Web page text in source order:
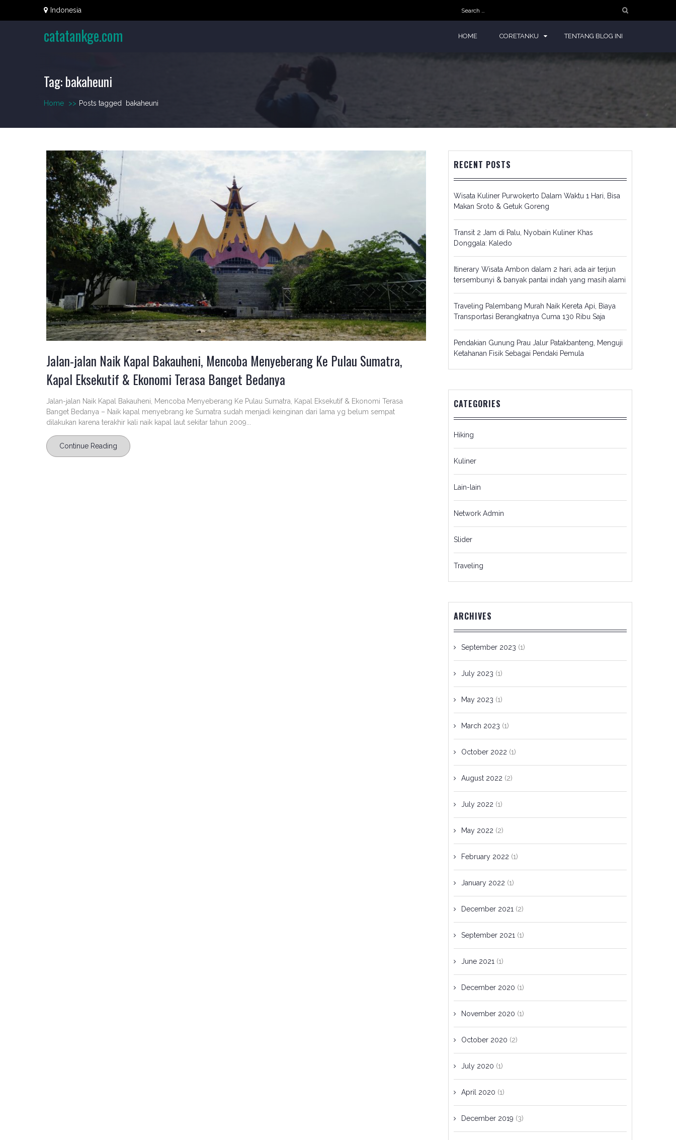
Indonesia
Search
for:
catatankge.com HOME CORETANKU TENTANG BLOG INI
Tag:bakaheuni
Home >> Posts tagged bakaheuni
Jalan-jalan Naik Kapal Bakauheni, Mencoba Menyeberang Ke Pulau Sumatra,
Kapal Eksekutif & Ekonomi Terasa Banget Bedanya
Jalan-jalan Naik Kapal Bakauheni, Mencoba Menyeberang Ke Pulau Sumatra, Kapal Eksekutif & Ekonomi Terasa
Banget Bedanya – Naik kapal menyebrang ke Sumatra sudah menjadi keinginan dari lama yg belum sempat
dilakukan karena terakhir kali naik kapal laut sekitar tahun 2009...
Continue Reading
RECENT POSTS
Wisata Kuliner Purwokerto Dalam Waktu 1 Hari, Bisa
Makan Sroto & Getuk Goreng
Transit 2 Jam di Palu, Nyobain Kuliner Khas
Donggala: Kaledo
Itinerary Wisata Ambon dalam 2 hari, ada air terjun
tersembunyi & banyak pantai indah yang masih alami
Traveling Palembang Murah Naik Kereta Api, Biaya
Transportasi Berangkatnya Cuma 130 Ribu Saja
Pendakian Gunung Prau Jalur Patakbanteng, Menguji
Ketahanan Fisik Sebagai Pendaki Pemula
CATEGORIES
Hiking
Kuliner
Lain-lain
Network Admin
Slider
Traveling
ARCHIVES
September 2023 (1)
July 2023 (1)
May 2023 (1)
March 2023 (1)
October 2022 (1)
August 2022 (2)
July 2022 (1)
May 2022 (2)
February 2022 (1)
January 2022 (1)
December 2021 (2)
September 2021 (1)
June 2021 (1)
December 2020 (1)
November 2020 (1)
October 2020 (2)
July 2020 (1)
April 2020 (1)
December 2019 (3)